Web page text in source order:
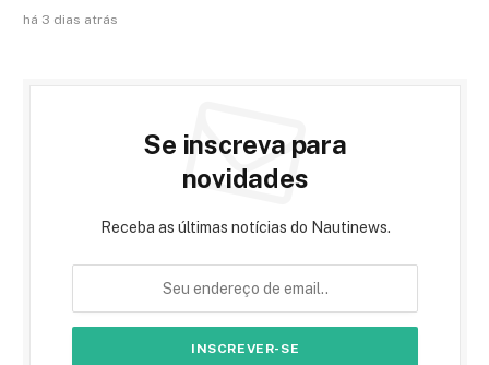
há 3 dias atrás
Se inscreva para
novidades
Receba as últimas notícias do Nautinews.